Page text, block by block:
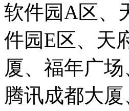
软件园A区、
件园E区、天
厦、福年广
腾讯成都大